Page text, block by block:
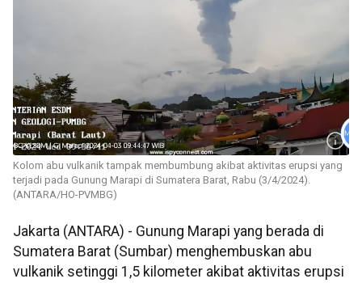
Kolom abu vulkanik tampak membumbung akibat aktivitas erupsi yang
terjadi pada Gunung Marapi di Sumatera Barat, Rabu (3/4/2024).
(ANTARA/HO-PVMBG)
Jakarta (ANTARA) - Gunung Marapi yang berada di
Sumatera Barat (Sumbar) menghembuskan abu
vulkanik setinggi 1,5 kilometer akibat aktivitas erupsi